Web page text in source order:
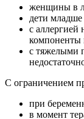
женщины в
дети младше
с аллергией
компоненты
с тяжелыми
С ограничением
при
в момент